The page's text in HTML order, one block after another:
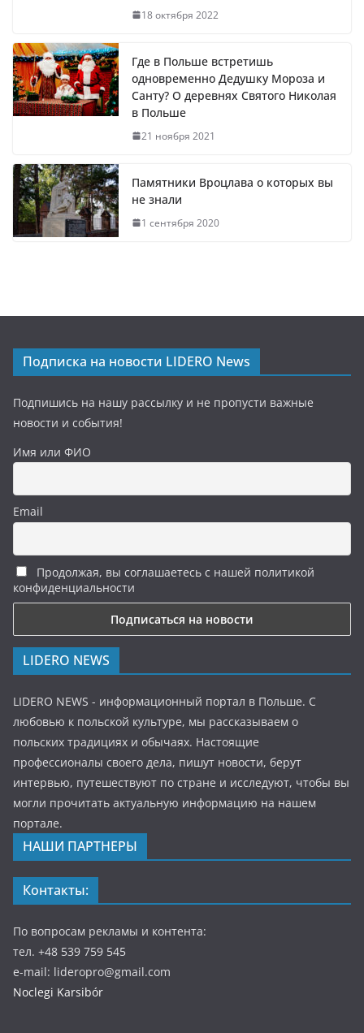
18 октября 2022
Где в Польше встретишь
одновременно Дедушку Мороза и
Санту? О деревнях Святого Николая
в Польше
21 ноября 2021
Памятники Вроцлава о которых вы
не знали
1 сентября 2020
Подписка на новости LIDERO News
Подпишись на нашу рассылку и не пропусти важные
новости и события!
Имя или ФИО
Email
Продолжая, вы соглашаетесь с нашей политикой
конфиденциальности
LIDERO NEWS
LIDERO NEWS - информационный портал в Польше. С
любовью к польской культуре, мы рассказываем о
польских традициях и обычаях. Настоящие
профессионалы своего дела, пишут новости, берут
интервью, путешествуют по стране и исследуют, чтобы вы
могли прочитать актуальную информацию на нашем
портале.
НАШИ ПАРТНЕРЫ
Контакты:
По вопросам рекламы и контента:
тел. +48 539 759 545
e-mail: lideropro@gmail.com
Noclegi Karsibór